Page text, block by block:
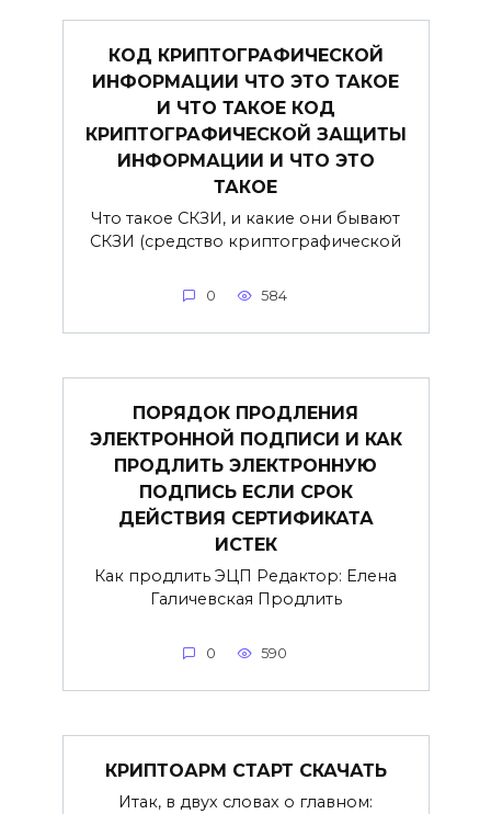
КОД КРИПТОГРАФИЧЕСКОЙ
ИНФОРМАЦИИ ЧТО ЭТО ТАКОЕ
И ЧТО ТАКОЕ КОД
КРИПТОГРАФИЧЕСКОЙ ЗАЩИТЫ
ИНФОРМАЦИИ И ЧТО ЭТО
ТАКОЕ
Что такое СКЗИ, и какие они бывают
СКЗИ (средство криптографической
0 584
ПОРЯДОК ПРОДЛЕНИЯ
ЭЛЕКТРОННОЙ ПОДПИСИ И КАК
ПРОДЛИТЬ ЭЛЕКТРОННУЮ
ПОДПИСЬ ЕСЛИ СРОК
ДЕЙСТВИЯ СЕРТИФИКАТА
ИСТЕК
Как продлить ЭЦП Редактор: Елена
Галичевская Продлить
0 590
КРИПТОАРМ СТАРТ СКАЧАТЬ
Итак, в двух словах о главном: